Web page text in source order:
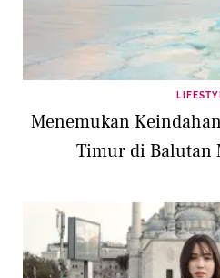
Menemukan
Timur di Balutan